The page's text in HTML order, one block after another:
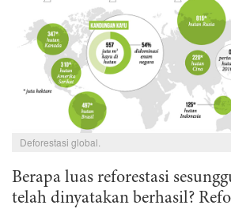
Deforestasi global.
Berapa luas reforestasi
telah dinyatakan berhasil?